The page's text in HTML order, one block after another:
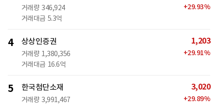
거래량 346,924
거래대금 5.3억
+29.93%
4 상상인증권
거래량 1,380,356
거래대금 16.6억
1,203
+29.91%
5 한국첨단소재
거래량 3,991,467
3,020
+29.89%